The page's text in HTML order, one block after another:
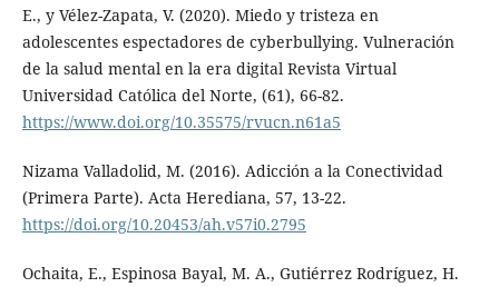
E., y Vélez-Zapata, V. (2020). Miedo y tristeza en
adolescentes espectadores de cyberbullying. Vulneración
de la salud mental en la era digital Revista Virtual
Universidad Católica del Norte, (61), 66-82.
https://www.doi.org/10.35575/rvucn.n61a5
Nizama Valladolid, M. (2016). Adicción a la Conectividad
(Primera Parte). Acta Herediana, 57, 13-22.
https://doi.org/10.20453/ah.v57i0.2795
Ochaita, E., Espinosa Bayal, M. A., Gutiérrez Rodríguez, H.